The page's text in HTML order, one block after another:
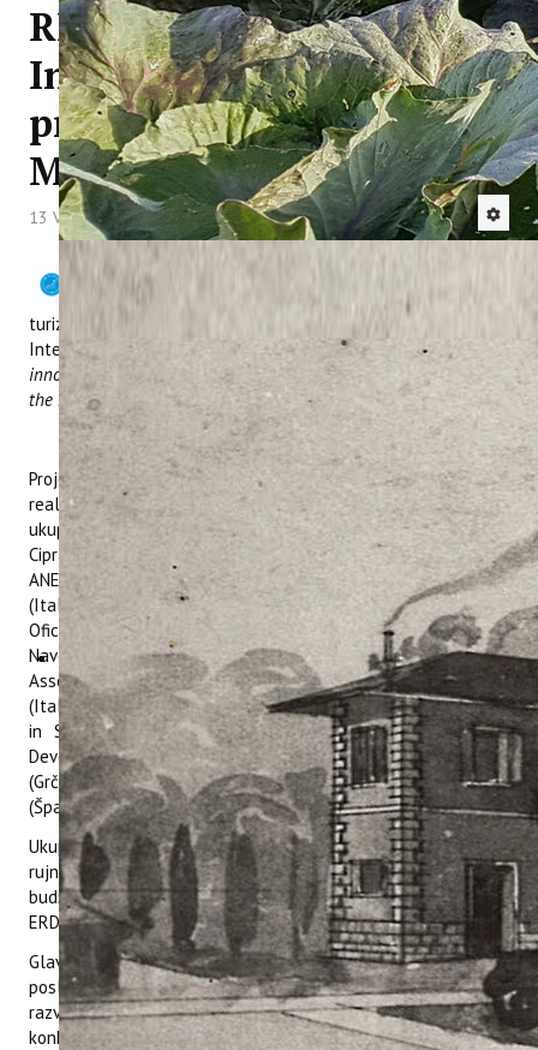
REVIVE - novi projekt
Instituta financiran iz
programa Interreg Euro-
MED
13 Veljača 2024 Hitova: 3437
poljoprivredu i
turizam partner je u novom projektu u okviru programa
Interreg Euro-MED pod nazivom „Developing community based
innovative business models for the revival of the internal areas in
the Mediterranean
- REVIVE“.
Projekt je odobren u studenom prošle godine i započeo je s
realizacijom u siječnju 2024. godine. U projekt je uključeno
ukupno devet partnera iz sedam zemalja. Vodeći partner je iz
Cipra, Larnaca and Famagusta Districts Development Agency -
ANETEL, a ostali partneri su: National Research Council - CNR
(Italija); Institut za poljoprivredu i turizam - IPTPO (Hrvatska);
Oficial Chamber of Commerce, Industry, Services and
Navegation of Mallorca - MCC (Španjolska); National
Association of Italian Municipalities - Tuscany - ANCI Toscana
(Italija); Regional Rural Development Standing Working Group
in South East Europe - SWG RRD (Sjeverna Makedonija);
Development Agency of South Aegean Region - READ S.A.
(Grčka); Balearic Islands Agency for Tourism - AETIB
(Španjolska); E-institute - Ezavod (Slovenija).
Ukupno trajanje projekta je 33 mjeseca, od siječnja 2024. do
rujna 2026. godine. Ukupni budžet projekta je 2.380.000 €, a
budžet Instituta je 260.000 €, od čega je 80 % financirano iz
ERDF fonda.
Glavni cilj projekta REVIVE je inicirati razvoj inovativnih
poslovnih modela u ruralnim područjima s ciljem održivog
razvoja gospodarstva, ubrzavajući prijelaz prema
konkurentnim, održivim i otpornim ekosustavima u ruralnim